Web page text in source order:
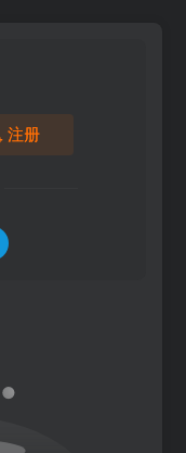
注册